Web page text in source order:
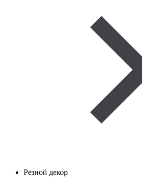
Резной декор